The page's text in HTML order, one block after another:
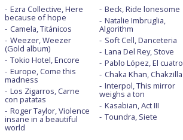
Ezra Collective, Here
because of hope
Camela, Titánicos
Weezer, Weezer
(Gold album)
Tokio Hotel, Encore
Europe, Come this
madness
Los Zigarros, Carne
con patatas
Roger Taylor, Violence
insane in a beautiful
world
Beck, Ride lonesome
Natalie Imbruglia,
Algorithm
Soft Cell, Danceteria
Lana Del Rey, Stove
Pablo López, El cuatro
Chaka Khan, Chakzilla
Interpol, This mirror
weighs a ton
Kasabian, Act III
Toundra, Siete